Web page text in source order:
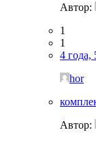
Автор:
1
1
4 года,
hor
Автор: